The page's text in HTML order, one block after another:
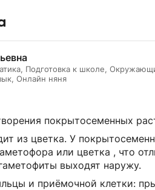
Подготовка к школе,
Онлайн няня
покрытосеменных
из цветка. У
или цветка , что
выходят наружу.
и приёмочной клетки: